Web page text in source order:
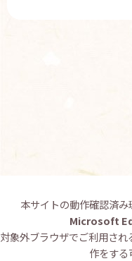
本サイトの動作確認済み
Microsoft
対象外ブラウザでご利用さ
作をする